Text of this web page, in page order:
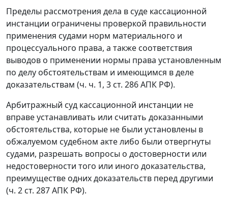
Пределы рассмотрения дела в суде кассационной
инстанции ограничены проверкой правильности
применения судами норм материального и
процессуального права, а также соответствия
выводов о применении нормы права установленным
по делу обстоятельствам и имеющимся в деле
доказательствам (ч. ч. 1, 3 ст. 286 АПК РФ).
Арбитражный суд кассационной инстанции не
вправе устанавливать или считать доказанными
обстоятельства, которые не были установлены в
обжалуемом судебном акте либо были отвергнуты
судами, разрешать вопросы о достоверности или
недостоверности того или иного доказательства,
преимуществе одних доказательств перед другими
(ч. 2 ст. 287 АПК РФ).